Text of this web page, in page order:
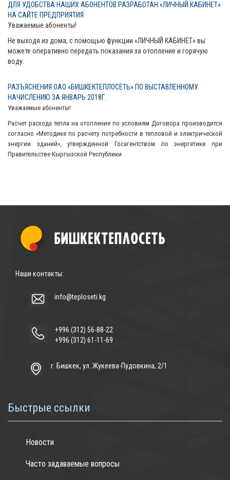
ДЛЯ УДОБСТВА НАШИХ АБОНЕНТОВ РАЗРАБОТАН «ЛИЧНЫЙ КАБИНЕТ»
НА САЙТЕ ПРЕДПРИЯТИЯ
Уважаемые абоненты!
Не выходя из дома, с помощью функции «ЛИЧНЫЙ КАБИНЕТ» вы
можете оперативно передать показания за отопление и горячую
воду.
РАЗЪЯСНЕНИЯ ОАО «БИШКЕКТЕПЛОСЕТЬ» ПО ВЫСТАВЛЕННОМУ
НАЧИСЛЕНИЮ ЗА ЯНВАРЬ 2018Г.
Уважаемые абоненты!
Расчет расхода тепла на отопление по условиям Договора производится
согласно «Методике по расчету потребности в тепловой и электрической
энергии зданий», утвержденной Госагентством по энергетике при
Правительстве Кыргызской Республики
Наши контакты:
info@teploseti.kg
+996 (312) 56-88-22
+996 (312) 61-11-69
г. Бишкек, ул. Жукеева-Пудовкина, 2/1
Быстрые ссылки
Новости
Часто задаваемые вопросы